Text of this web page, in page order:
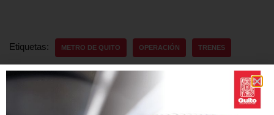
Etiquetas: METRO DE QUITO OPERACIÓN TRENES
SIGUIENTE